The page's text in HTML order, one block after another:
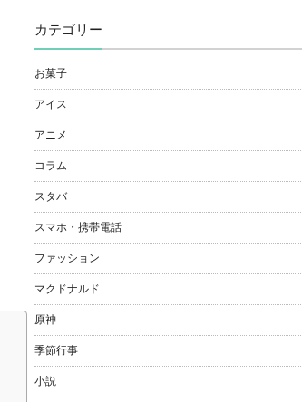
カテゴリー
お菓子
アイス
アニメ
コラム
スタバ
スマホ・携帯電話
ファッション
マクドナルド
原神
季節行事
小説